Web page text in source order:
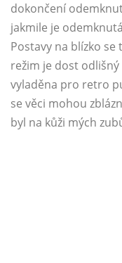
dokončení
jakmile je
Postavy na blízko se
režim je dost
vyladěna pro retro
se věci mohou
byl na kůži mých